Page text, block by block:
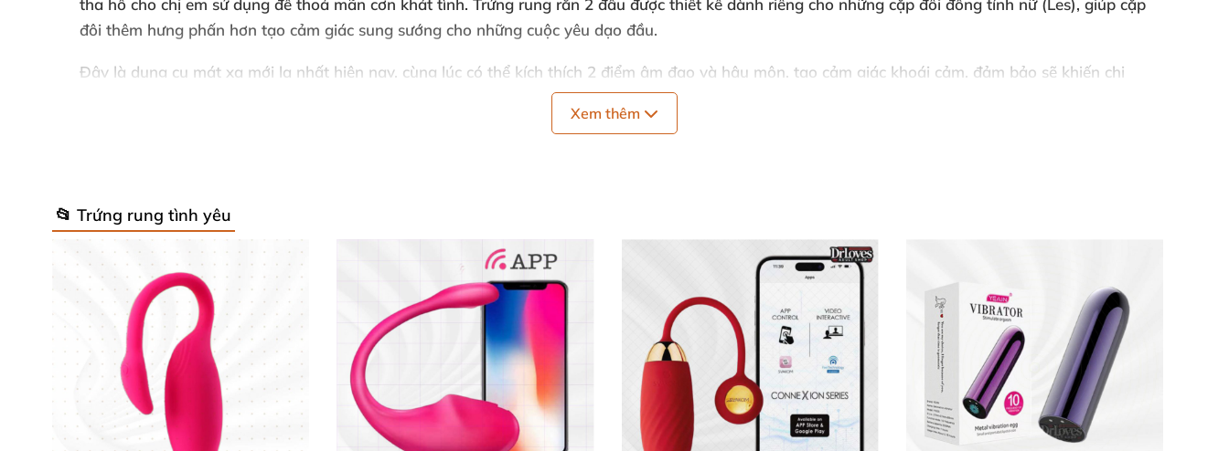
tha hồ cho chị em sử dụng để thoả mãn cơn khát tình. Trứng rung rắn 2 đầu được thiết kế dành riêng cho những cặp đôi đồng tính nữ (Les), giúp cặp
đôi thêm hưng phấn hơn tạo cảm giác sung sướng cho những cuộc yêu dạo đầu.
Đây là dụng cụ mát xa mới lạ nhất hiện nay, cùng lúc có thể kích thích 2 điểm âm đạo và hậu môn, tạo cảm giác khoái cảm, đảm bảo sẽ khiến chị
em dễ dàng đạt cực khoái và lên đỉnh nhanh chóng. Đồng thời, trứng rung Snaky cũng sẽ là một món đồ chơi tình dục thú vị dành cho các cặp đôi
đồng tính nam và nữ vì cả 2 có thể cùng trải nghiệm cảm giác sung sướng song song với nhau, thoả mãn nhu cầu tình dục.
Trứng rung rắn 2 đầu dây dài cao cấp Snaky DC79 là siêu phẩm sextoy có chế độ rung massage và kích thích cực đã.
Trứng rung rắn 2 đầu dây dài cao cấp Snaky DC79 dành cho các chị em cô đơn hay thiếu thốn tình cảm, thủ dâm khi có nhu cầu.
Xem thêm
📂 Trứng rung tình yêu